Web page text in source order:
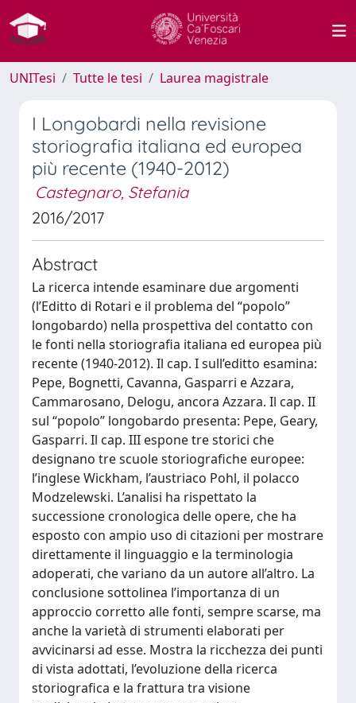
UNITesi Tutte le tesi Laurea magistrale
I Longobardi nella revisione
storiografia italiana ed europea
più recente (1940-2012)
Castegnaro, Stefania
2016/2017
Abstract
La ricerca intende esaminare due argomenti
(l’Editto di Rotari e il problema del “popolo”
longobardo) nella prospettiva del contatto con
le fonti nella storiografia italiana ed europea più
recente (1940-2012). Il cap. I sull’editto esamina:
Pepe, Bognetti, Cavanna, Gasparri e Azzara,
Cammarosano, Delogu, ancora Azzara. Il cap. II
sul “popolo” longobardo presenta: Pepe, Geary,
Gasparri. Il cap. III espone tre storici che
designano tre scuole storiografiche europee:
l’inglese Wickham, l’austriaco Pohl, il polacco
Modzelewski. L’analisi ha rispettato la
successione cronologica delle opere, che ha
esposto con ampio uso di citazioni per mostrare
direttamente il linguaggio e la terminologia
adoperati, che variano da un autore all’altro. La
conclusione sottolinea l’importanza di un
approccio corretto alle fonti, sempre scarse, ma
anche la varietà di strumenti elaborati per
avvicinarsi ad esse. Mostra la ricchezza dei punti
di vista adottati, l’evoluzione della ricerca
storiografica e la frattura tra visione